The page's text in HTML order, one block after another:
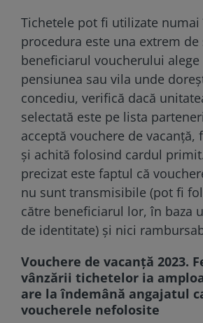
Tichetele pot fi utilizate
procedura este una extrem de
beneficiarul voucherului
pensiunea sau vila unde
concediu, verifică dacă
selectată este pe lista
acceptă vouchere de vacanță,
și achită folosind cardul
precizat este faptul că
nu sunt transmisibile (pot fi
către beneficiarul lor, în baza
de identitate) și nici
Vouchere de vacanţă 2023.
vânzării tichetelor ia
are la îndemână angajatul
voucherele nefolosite